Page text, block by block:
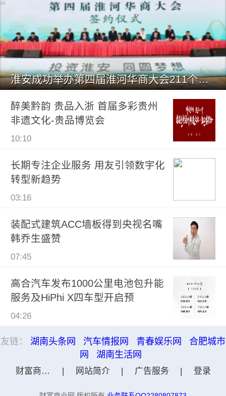
淮安成功举办第四届淮河华商大会211个签约项目 总投资1486.
醉美黔韵 贵品入浙 首届多彩贵州
非遗文化-贵品博览会
10:10
长期专注企业服务 用友引领数宇化
转型新趋势
03:16
装配式建筑ACC墙板得到央视名嘴
韩乔生盛赞
07:45
高合汽车发布1000公里电池包升能
服务及HiPhi X四车型开启预
04:26
友链： 湖南头条网 汽车情报网 青春娱乐网
合肥城市
网
湖南生活网
财富商业网 | 网站简介 | 广告服务 | 登录